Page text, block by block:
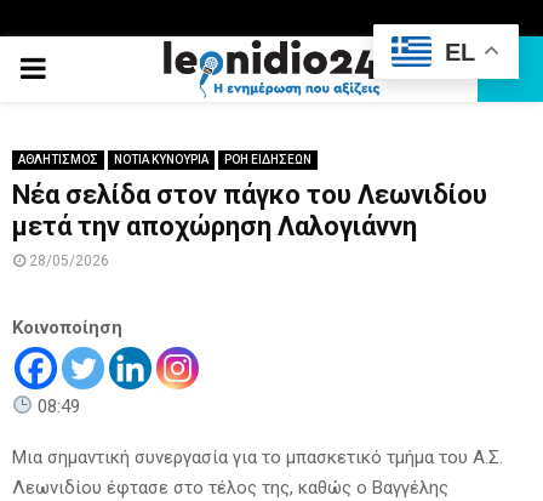
PRIMARY
ΑΘΛΗΤΙΣΜΟΣ ΝΟΤΙΑ ΚΥΝΟΥΡΙΑ ΡΟΗ ΕΙΔΗΣΕΩΝ
Νέα σελίδα στον πάγκο του Λεωνιδίου
μετά την αποχώρηση Λαλογιάννη
28/05/2026
Κοινοποίηση
08:49
Μια σημαντική συνεργασία για το μπασκετικό τμήμα του Α.Σ.
Λεωνιδίου έφτασε στο τέλος της, καθώς ο Βαγγέλης
EL